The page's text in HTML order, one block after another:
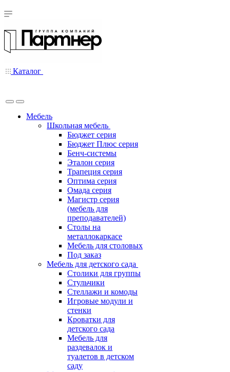
Каталог
Мебель
Школьная мебель
Бюджет серия
Бюджет Плюс серия
Бенч-системы
Эталон серия
Трапеция серия
Оптима серия
Омада серия
Магистр серия
(мебель для
преподавателей)
Столы на
металлокаркасе
Мебель для столовых
Под заказ
Мебель для детского сада
Столики для группы
Стульчики
Стеллажи и комоды
Игровые модули и
стенки
Кроватки для
детского сада
Мебель для
раздевалок и
туалетов в детском
саду